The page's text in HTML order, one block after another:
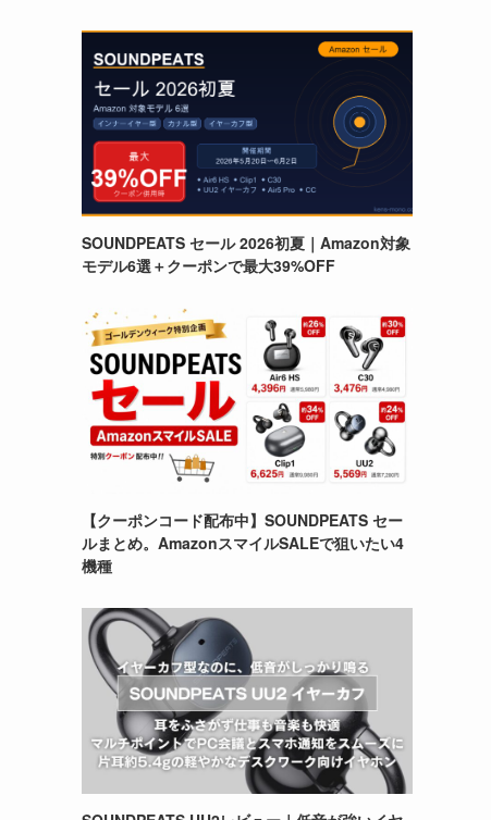
SOUNDPEATS セール 2026初夏｜Amazon対象
モデル6選＋クーポンで最大39%OFF
【クーポンコード配布中】SOUNDPEATS セー
ルまとめ。AmazonスマイルSALEで狙いたい4
機種